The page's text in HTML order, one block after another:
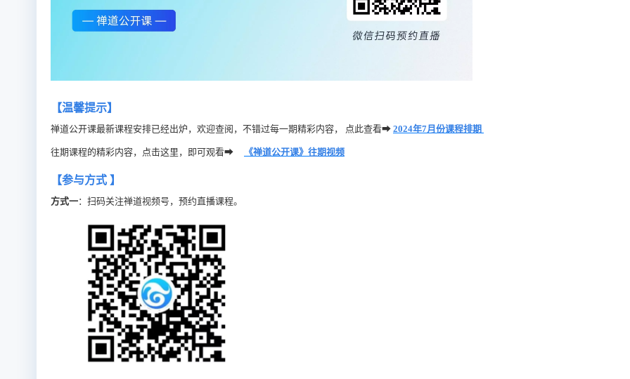
【温馨提示】
禅道公开课最新课程安排已经出炉，欢迎查阅，不错过每一期精彩内容， 点此查看➡ 2024年7月份课程排期
往期课程的精彩内容，点击这里，即可观看➡ 《禅道公开课》往期视频
【参与方式 】
方式一：扫码关注禅道视频号，预约直播课程。